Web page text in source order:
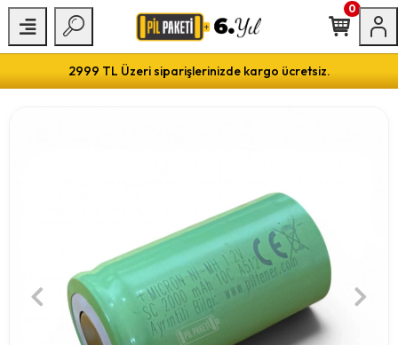
2999 TL Üzeri siparişlerinizde kargo ücretsiz.
0